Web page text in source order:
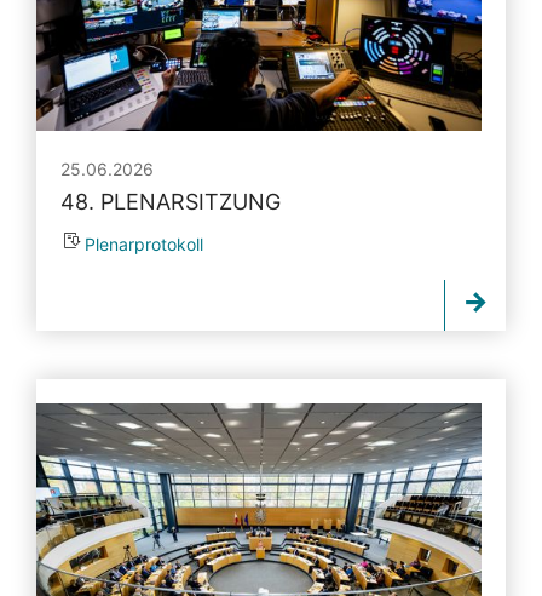
25.06.2026
48. PLENARSITZUNG
Plenarprotokoll